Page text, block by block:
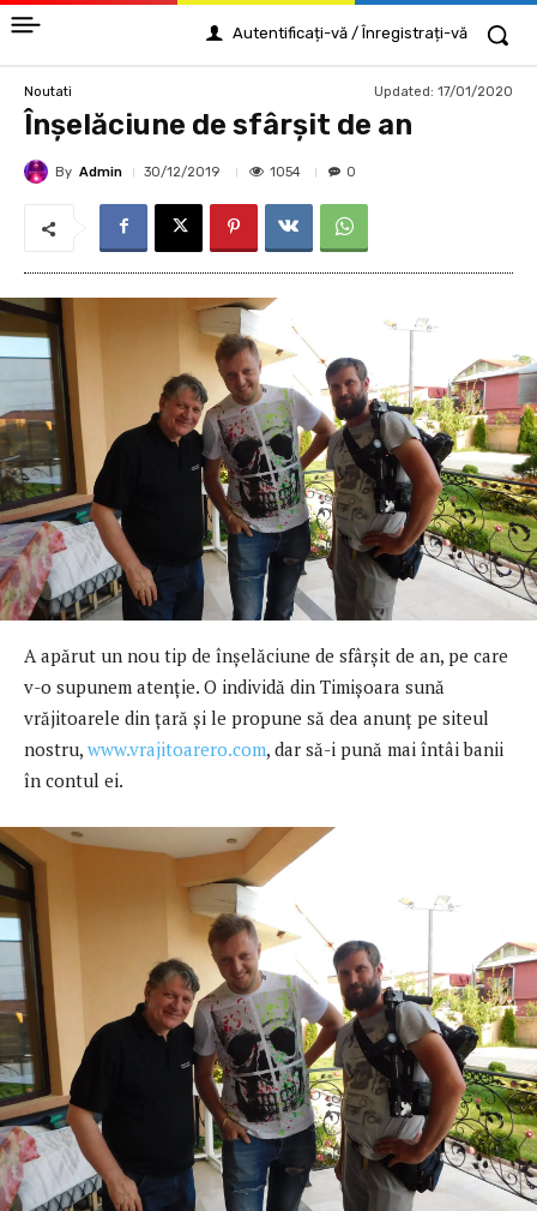
Autentificați-vă / Înregistrați-vă
Noutati Updated: 17/01/2020
Înșelăciune de sfârșit de an
By Admin 30/12/2019 1054 0
A apărut un nou tip de înșelăciune de sfârșit de an, pe care
v-o supunem atenție. O individă din Timișoara sună
vrăjitoarele din țară și le propune să dea anunț pe siteul
nostru, www.vrajitoarero.com, dar să-i pună mai întâi banii
în contul ei.